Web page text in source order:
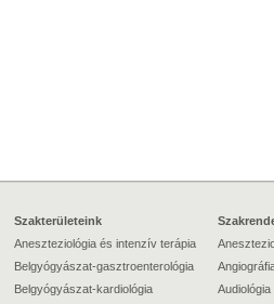
Szakterületeink
Aneszteziológia és intenzív terápia
Belgyógyászat-gasztroenterológia
Belgyógyászat-kardiológia
Audiológia